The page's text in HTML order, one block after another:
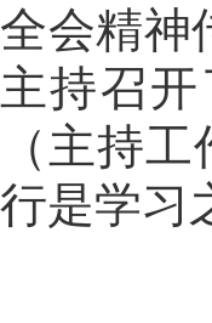
全会精神
主持召
（主持
行是学习